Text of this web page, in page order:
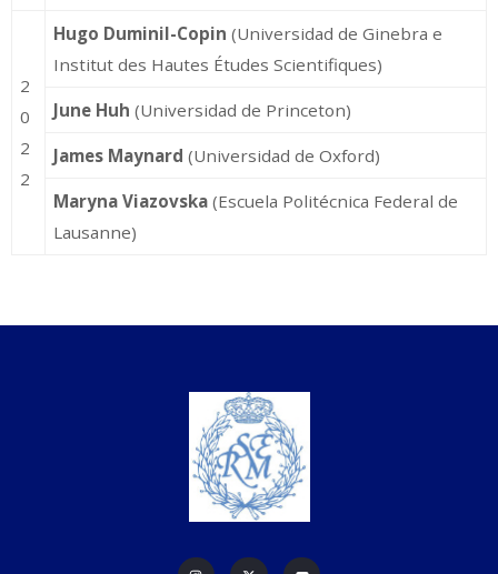
2
0
2
2
Hugo Duminil-Copin (Universidad de Ginebra e
Institut des Hautes Études Scientifiques)
June Huh (Universidad de Princeton)
James Maynard (Universidad de Oxford)
Maryna Viazovska(Escuela Politécnica Federal de
Lausanne)